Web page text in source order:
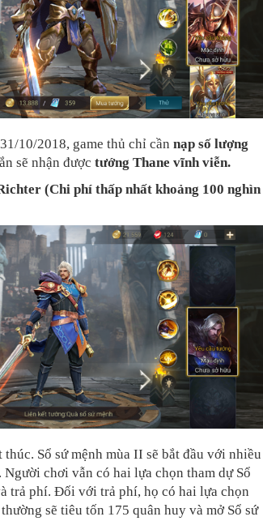
10/2018, game thủ chỉ cần nạp số lượng
sẽ nhận được tướng Thane vĩnh viễn.
(Chi phí thấp nhất khoảng 100 nghìn
thúc. Sổ sứ mệnh mùa II sẽ bắt đầu với nhiều
chơi vẫn có hai lựa chọn tham dự Sổ
trả phí. Đối với trả phí, họ có hai lựa chọn
sẽ tiêu tốn 175 quân huy và mở Sổ sứ